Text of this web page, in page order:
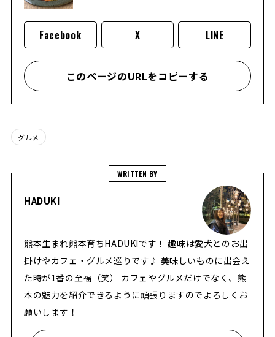
Facebook X LINE
このページのURLをコピーする
グルメ
WRITTEN BY
HADUKI
熊本生まれ熊本育ちHADUKIです！ 趣味は愛犬とのお出
掛けやカフェ・グルメ巡りです♪ 美味しいものに出会え
た時が1番の至福（笑） カフェやグルメだけでなく、熊
本の魅力を紹介できるように頑張りますのでよろしくお
願いします！